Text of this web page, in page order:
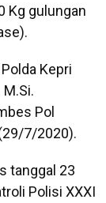
Kg gulungan
Kepri
Pol
7/2020).
tanggal 23
Polisi XXXI